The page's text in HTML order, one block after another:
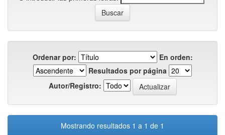
Ordenar por:
En orden:
Resultados por página
Autor/Registro:
Mostrando resultados 1 a 1 de 1